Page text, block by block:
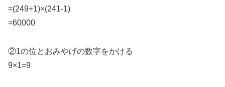
=(249+1)×(241-1)
=60000
②1の位とおみやげの数字をかける
9×1=9